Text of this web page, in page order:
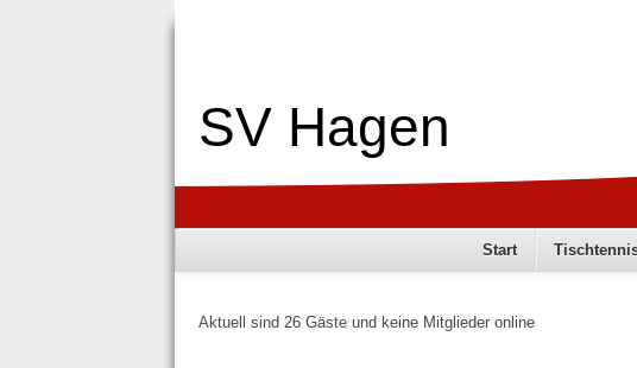
SV Hagen
Start
Aktuell sind 26 Gäste und keine Mitglieder online